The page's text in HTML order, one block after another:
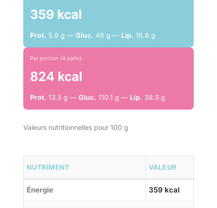
359 kcal
Prot. 5.9 g — Gluc. 48 g — Lip. 16.8 g
Par portion (4 parts)
824 kcal
Prot. 13.5 g — Gluc. 110.1 g — Lip. 38.5 g
Valeurs nutritionnelles pour 100 g
NUTRIMENT VALEUR
Énergie 359 kcal